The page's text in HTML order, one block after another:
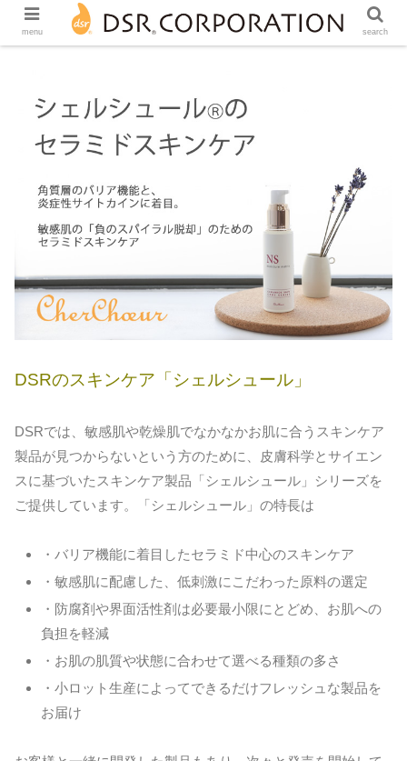
DSRのスキンケア「シェルシュール」
DSRでは、敏感肌や乾燥肌でなかなかお肌に合うスキンケア
製品が見つからないという方のために、皮膚科学とサイエン
スに基づいたスキンケア製品「シェルシュール」シリーズを
ご提供しています。「シェルシュール」の特長は
・バリア機能に着目したセラミド中心のスキンケア
・敏感肌に配慮した、低刺激にこだわった原料の選定
・防腐剤や界面活性剤は必要最小限にとどめ、お肌への
負担を軽減
・お肌の肌質や状態に合わせて選べる種類の多さ
・小ロット生産によってできるだけフレッシュな製品を
お届け
menu search